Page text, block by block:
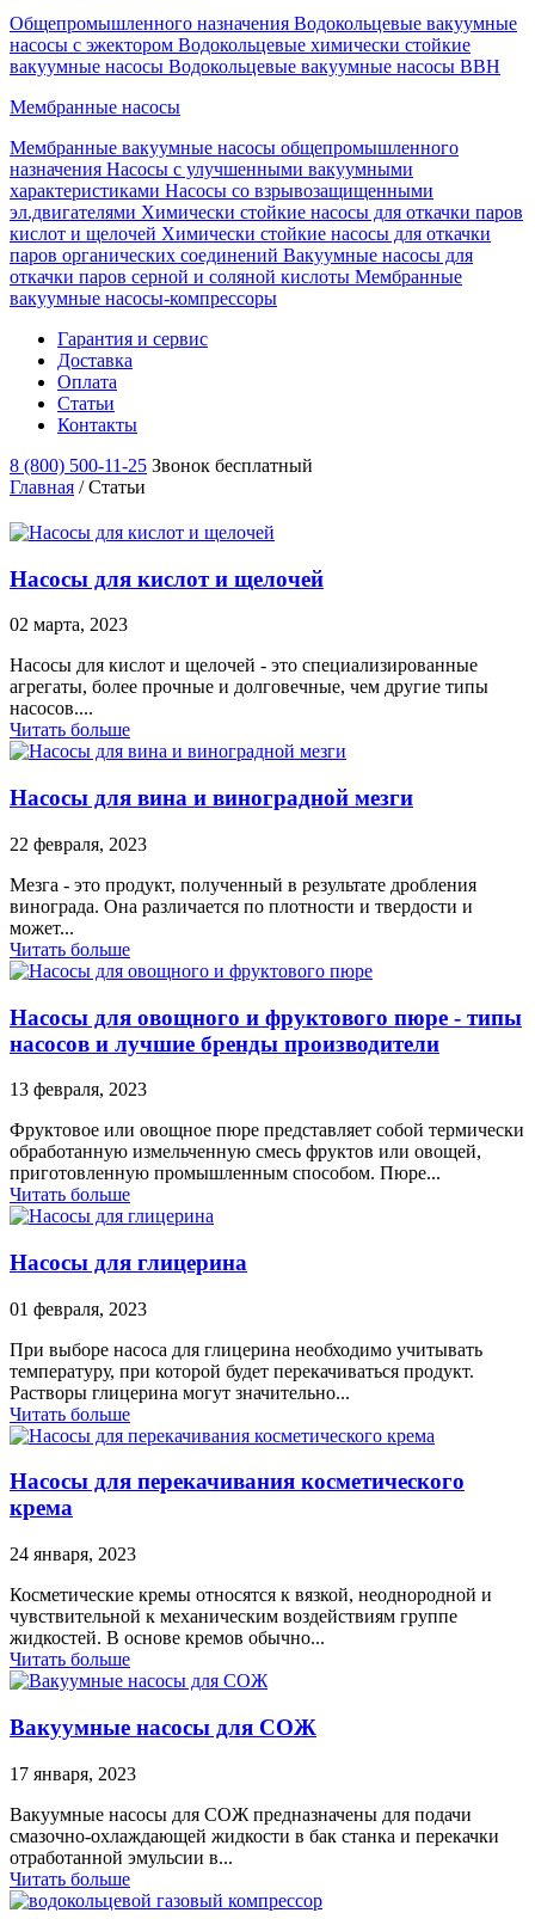
Общепромышленного назначения Водокольцевые вакуумные
насосы с эжектором Водокольцевые химически стойкие
вакуумные насосы Водокольцевые вакуумные насосы ВВН
Мембранные насосы
Мембранные вакуумные насосы общепромышленного
назначения Насосы с улучшенными вакуумными
характеристиками Насосы со взрывозащищенными
эл.двигателями Химически стойкие насосы для откачки паров
кислот и щелочей Химически стойкие насосы для откачки
паров органических соединений Вакуумные насосы для
откачки паров серной и соляной кислоты Мембранные
вакуумные насосы-компрессоры
Гарантия и сервис
Доставка
Оплата
Статьи
Контакты
8 (800) 500-11-25 Звонок бесплатный
Главная / Статьи
Насосы для кислот и щелочей
02 марта, 2023
Насосы для кислот и щелочей - это специализированные
агрегаты, более прочные и долговечные, чем другие типы
насосов....
Читать больше
Насосы для вина и виноградной мезги
22 февраля, 2023
Мезга - это продукт, полученный в результате дробления
винограда. Она различается по плотности и твердости и
может...
Читать больше
Насосы для овощного и фруктового пюре - типы
насосов и лучшие бренды производители
13 февраля, 2023
Фруктовое или овощное пюре представляет собой термически
обработанную измельченную смесь фруктов или овощей,
приготовленную промышленным способом. Пюре...
Читать больше
Насосы для глицерина
01 февраля, 2023
При выборе насоса для глицерина необходимо учитывать
температуру, при которой будет перекачиваться продукт.
Растворы глицерина могут значительно...
Читать больше
Насосы для перекачивания косметического
крема
24 января, 2023
Косметические кремы относятся к вязкой, неоднородной и
чувствительной к механическим воздействиям группе
жидкостей. В основе кремов обычно...
Читать больше
Вакуумные насосы для СОЖ
17 января, 2023
Вакуумные насосы для СОЖ предназначены для подачи
смазочно-охлаждающей жидкости в бак станка и перекачки
отработанной эмульсии в...
Читать больше